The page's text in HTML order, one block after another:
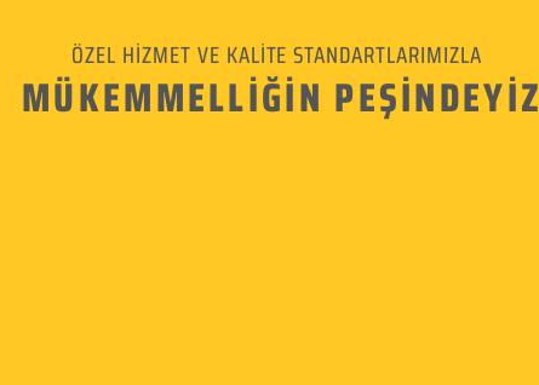
ÖZEL HİZMET VE KALİTE STANDARTLARIMIZLA
MÜKEMMELLİĞİN PEŞİNDEYİZ